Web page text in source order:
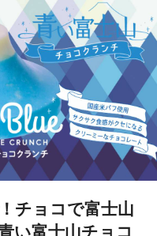
チョコで富士山
い富士山チョコ